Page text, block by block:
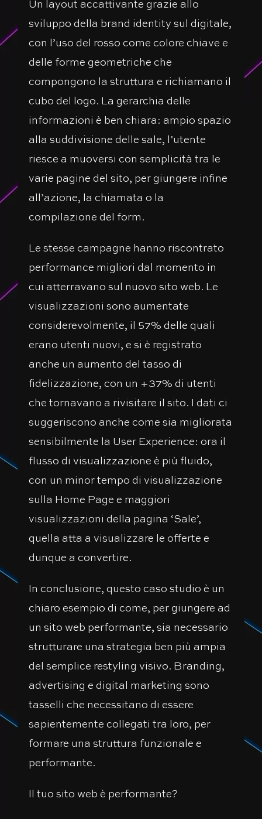
Un layout accattivante grazie allo
sviluppo della brand identity sul digitale,
con l’uso del rosso come colore chiave e
delle forme geometriche che
compongono la struttura e richiamano il
cubo del logo. La gerarchia delle
informazioni è ben chiara: ampio spazio
alla suddivisione delle sale, l’utente
riesce a muoversi con semplicità tra le
varie pagine del sito, per giungere infine
all’azione, la chiamata o la
compilazione del form.
Le stesse campagne hanno riscontrato
performance migliori dal momento in
cui atterravano sul nuovo sito web. Le
visualizzazioni sono aumentate
considerevolmente, il 57% delle quali
erano utenti nuovi, e si è registrato
anche un aumento del tasso di
fidelizzazione, con un +37% di utenti
che tornavano a rivisitare il sito. I dati ci
suggeriscono anche come sia migliorata
sensibilmente la User Experience: ora il
flusso di visualizzazione è più fluido,
con un minor tempo di visualizzazione
sulla Home Page e maggiori
visualizzazioni della pagina ‘Sale’,
quella atta a visualizzare le offerte e
dunque a convertire.
In conclusione, questo caso studio è un
chiaro esempio di come, per giungere ad
un sito web performante, sia necessario
strutturare una strategia ben più ampia
del semplice restyling visivo. Branding,
advertising e digital marketing sono
tasselli che necessitano di essere
sapientemente collegati tra loro, per
formare una struttura funzionale e
performante.
Il tuo sito web è performante?